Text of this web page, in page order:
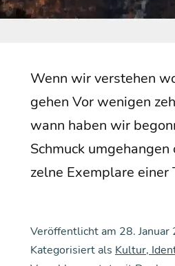
Wenn wir ver­ste­hen
ge­hen Vor weni­gen
wann haben wir
Schmuck
zel­ne Exem­pla­re einer
Veröffentlicht am 28. Januar
Kategorisiert als Kultur,